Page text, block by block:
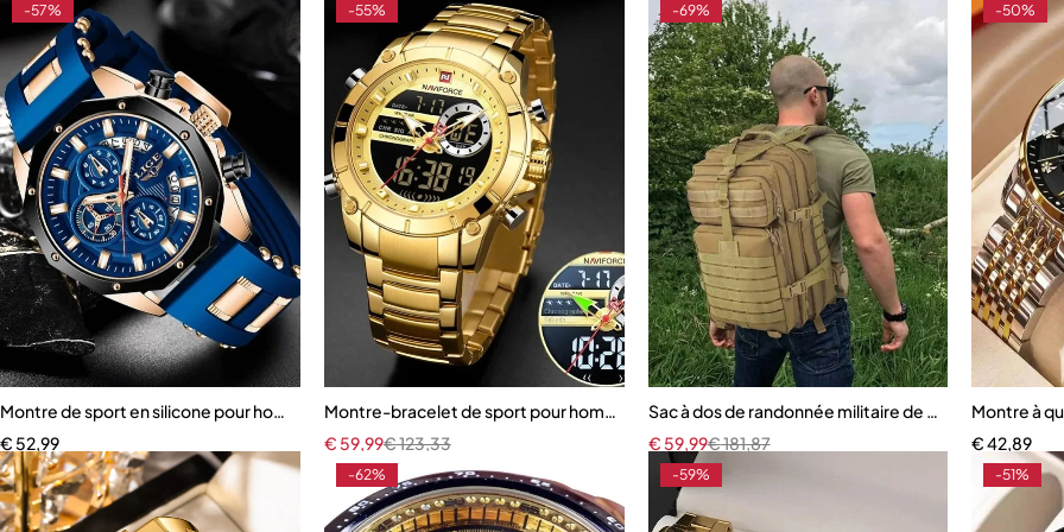
-57%
Montre de sport en silicone pour homme
€ 52,99
-55%
Montre-bracelet de sport pour hommes, haut de gamme, Original
€123,33
€ 59,99
-69%
Sac à dos de randonnée militaire de grande capacité
€181,87
€ 59,99
-50%
Montre à
€42,89
-62% -59% -51%